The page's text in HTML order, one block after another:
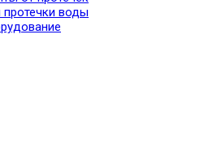
протечки воды